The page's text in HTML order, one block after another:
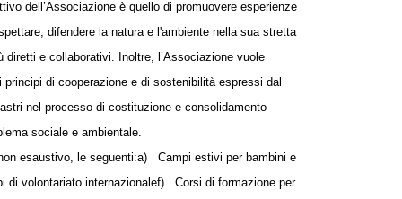
dell’Associazione è quello di promuovere esperienze
difendere la natura e l'ambiente nella sua stretta
e collaborativi. Inoltre, l’Associazione vuole
di cooperazione e di sostenibilità espressi dal
nel processo di costituzione e consolidamento
sociale e ambientale.
esaustivo, le seguenti:a)
Campi estivi per bambini e
di volontariato internazionalef)
Corsi di formazione per